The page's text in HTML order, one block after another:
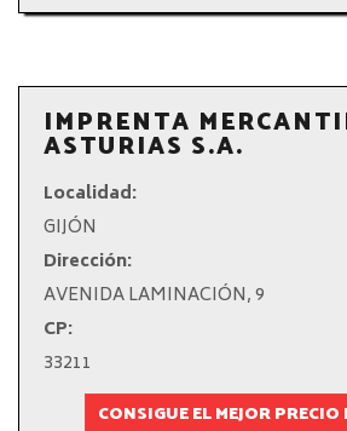
IMPRENTA
ASTURIAS S.A.
Localidad:
GIJÓN
Dirección:
AVENIDA LAMINACIÓN, 9
CP:
33211
CONSIGUE EL MEJOR